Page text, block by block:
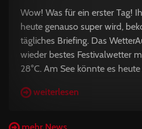
Wow! Was für ein erster Tag!
heute genauso super wird,
tägliches Briefing. Das
wieder bestes Festivalwetter
28°C. Am See könnte es
weiterlesen